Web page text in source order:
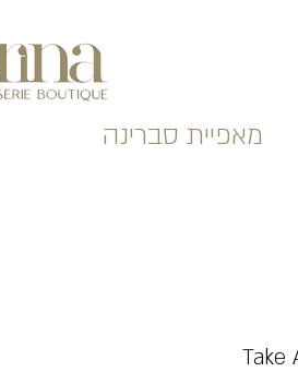
מאפיית סברינה